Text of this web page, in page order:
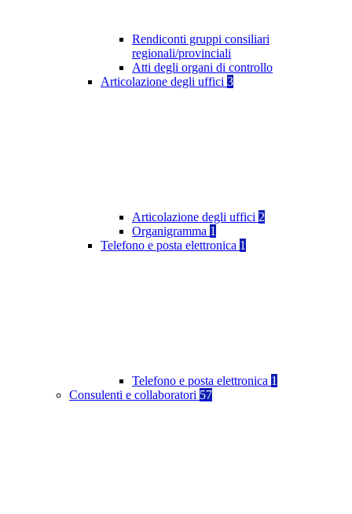
Rendiconti gruppi consiliari
regionali/provinciali
Atti degli organi di controllo
Articolazione degli uffici 3
Articolazione degli uffici 2
Organigramma 1
Telefono e posta elettronica 1
Telefono e posta elettronica 1
Consulenti e collaboratori 57